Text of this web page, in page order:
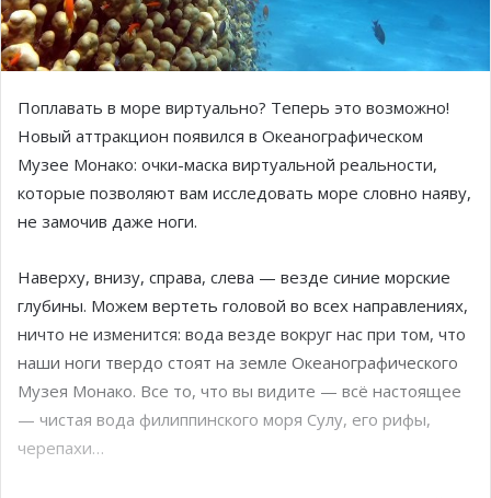
Поплавать в море виртуально? Теперь это возможно!
Новый аттракцион появился в Океанографическом
Музее Монако: очки-маска виртуальной реальности,
которые позволяют вам исследовать море словно наяву,
не замочив даже ноги.
Наверху, внизу, справа, слева — везде синие морские
глубины. Можем вертеть головой во всех направлениях,
ничто не изменится: вода везде вокруг нас при том, что
наши ноги твердо стоят на земле Океанографического
Музея Монако. Все то, что вы видите — всё настоящее
— чистая вода филиппинского моря Сулу, его рифы,
черепахи…